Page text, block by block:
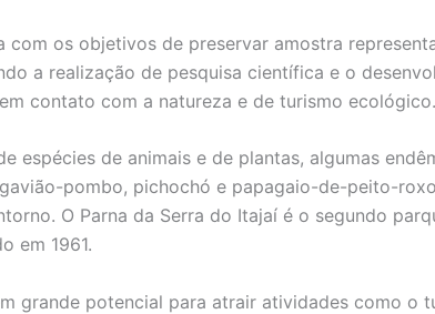
com os objetivos de preservar amostra
a realização de pesquisa científica e o
contato com a natureza e de turismo ecológico.
espécies de animais e de plantas, algumas
pombo, pichochó e papagaio-de-peito-
O Parna da Serra do Itajaí é o segundo
em 1961.
grande potencial para atrair atividades como o